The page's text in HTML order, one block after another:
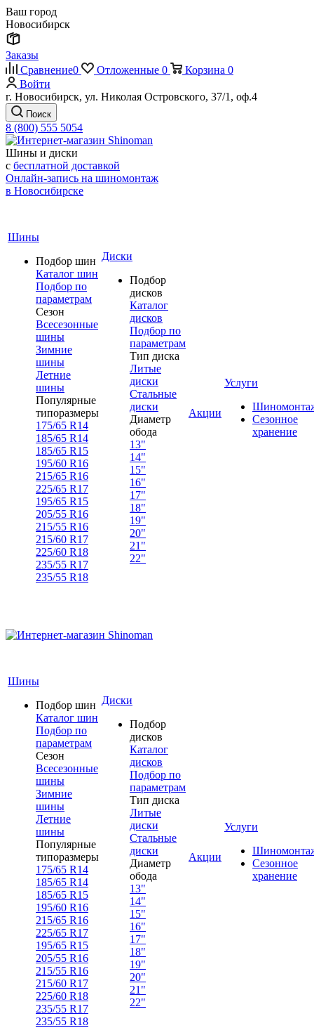
Ваш город
Новосибирск
Заказы
Сравнение0 Отложенные 0 Корзина 0
Войти
г. Новосибирск, ул. Николая Островского, 37/1, оф.4
Поиск
8 (800) 555 5054
Шины и диски
с бесплатной доставкой
Онлайн-запись на шиномонтаж
в Новосибирске
Шины
Подбор шин
Каталог шин
Подбор по
параметрам
Сезон
Всесезонные
шины
Зимние
шины
Летние
шины
Популярные
типоразмеры
175/65 R14
185/65 R14
185/65 R15
195/60 R16
215/65 R16
225/65 R17
195/65 R15
205/55 R16
215/55 R16
215/60 R17
225/60 R18
235/55 R17
235/55 R18
Диски
Подбор
дисков
Каталог
дисков
Подбор по
параметрам
Тип диска
Литые
диски
Стальные
диски
Диаметр
обода
13"
14"
15"
16"
17"
18"
19"
20"
21"
22"
Акции
Услуги
Сезонное
хранение
Шины
Подбор шин
Каталог шин
Подбор по
параметрам
Сезон
Всесезонные
шины
Зимние
шины
Летние
шины
Популярные
типоразмеры
175/65 R14
185/65 R14
185/65 R15
195/60 R16
215/65 R16
225/65 R17
195/65 R15
205/55 R16
215/55 R16
215/60 R17
225/60 R18
235/55 R17
235/55 R18
Диски
Подбор
дисков
Каталог
дисков
Подбор по
параметрам
Тип диска
Литые
диски
Стальные
диски
Диаметр
обода
13"
14"
15"
16"
17"
18"
19"
20"
21"
22"
Акции
Услуги
Сезонное
хранение